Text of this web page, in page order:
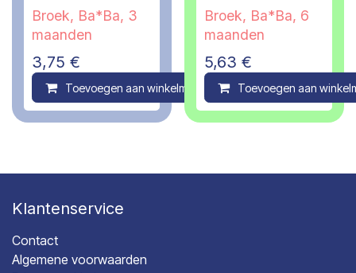
Broek, Ba*Ba, 3
maanden
3,75 €
Toevoegen aan winkelmandje Compare
Broek, Ba*Ba, 6
maanden
5,63 €
Toevoegen aan
Klantenservice
Contact
Algemene voorwaarden